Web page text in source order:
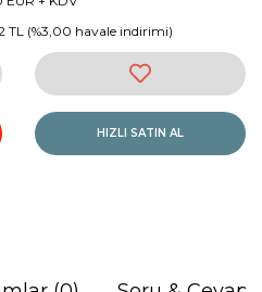
TL (%3,00 havale indirimi)
HIZLI SATIN AL